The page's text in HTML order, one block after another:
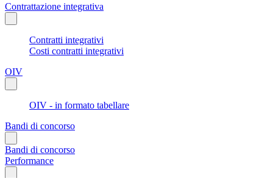
Contrattazione integrativa
Contratti integrativi
Costi contratti integrativi
OIV
OIV - in formato tabellare
Bandi di concorso
Bandi di concorso
Performance